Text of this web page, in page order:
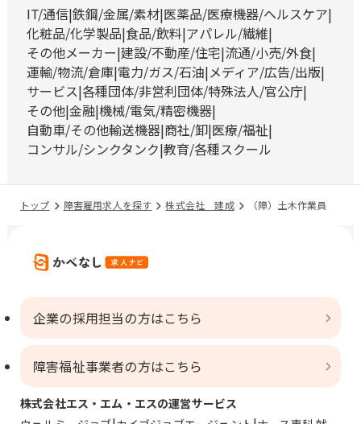
IT/通信 鉄鋼/金属/素材 医薬品/医療機器/ヘルスケア
化粧品/化学製品 食品/飲料 アパレル/繊維
その他メーカー 建設/不動産/住宅 流通/小売/外食
運輸/物流/倉庫 電力/ガス/石油 メディア/広告/出版
サービス 各種団体/非営利団体/特殊法人/官公庁
その他 金融 機械/電気/精密機器
自動車/その他輸送機器 商社/卸 医療/福祉
コンサル/シンクタンク 教育/各種スクール
トップ 障害雇用求人を探す 株式会社 建成 （障）土木作業員
企業の採用担当の方はこちら
障害福祉事業者の方はこちら
株式会社エス・エム・エスの運営サービス